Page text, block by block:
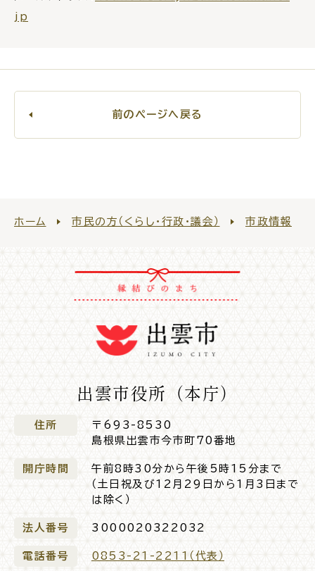
jp
前のページへ戻る
ホーム 市民の方（くらし・行政・議会） 市政情報
出雲市役所（本庁）
住所
〒693-8530
島根県出雲市今市町70番地
開庁時間
午前8時30分から午後5時15分まで
（土日祝及び12月29日から1月3日まで
は除く）
法人番号 3000020322032
電話番号 0853-21-2211（代表）